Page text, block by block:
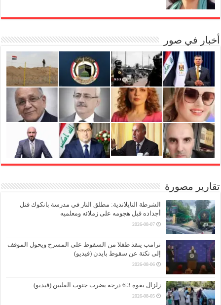
أخبار في صور
تقارير مصورة
الشرطة التايلاندية: مطلق النار في مدرسة بانكوك قتل
أجداده قبل هجومه على زملائه ومعلميه
2026-08-07
ترامب ينقذ طفلا من السقوط على المسرح ويحول الموقف
إلى نكتة عن سقوط بايدن (فيديو)
2026-08-06
زلزال بقوة 6.3 درجة يضرب جنوب الفلبين (فيديو)
2026-08-05